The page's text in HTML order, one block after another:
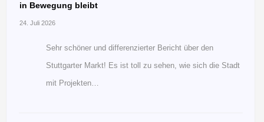
in Bewegung bleibt
24. Juli 2026
Sehr schöner und differenzierter Bericht über den
Stuttgarter Markt! Es ist toll zu sehen, wie sich die Stadt
mit Projekten…